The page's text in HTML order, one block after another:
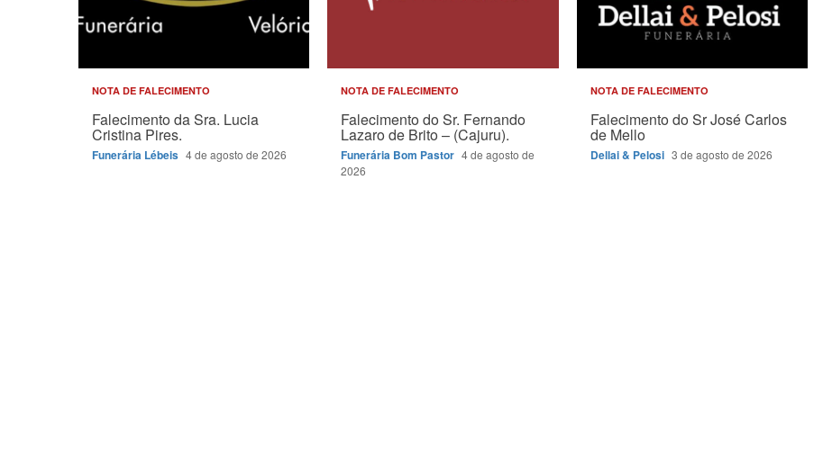
NOTA DE FALECIMENTO
Falecimento da Sra. Lucia
Cristina Pires.
Funerária Lébeis 4 de agosto de 2026
NOTA DE FALECIMENTO
Falecimento do Sr. Fernando
Lazaro de Brito – (Cajuru).
Funerária Bom Pastor 4 de agosto de
2026
NOTA DE FALECIMENTO
Falecimento do Sr José Carlos
de Mello
Dellai & Pelosi 3 de agosto de 2026